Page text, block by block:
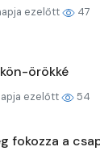
ezelőtt 47
örökké
ezelőtt 54
fokozza a